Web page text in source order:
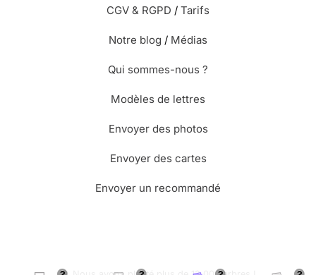
CGV & RGPD / Tarifs
Notre blog / Médias
Qui sommes-nous ?
Modèles de lettres
Envoyer des photos
Envoyer des cartes
Envoyer un recommandé